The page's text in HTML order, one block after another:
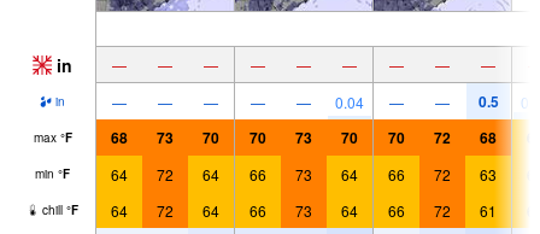
in — — — — — — — — —
in — — — — — 0.04 — — 0.5
max °F 68 73 70 70 73 70 70 72 68
min °F 64 72 64 66 73 64 66 72 63
chill °F 64 72 64 66 73 64 66 72 61